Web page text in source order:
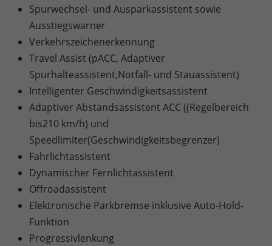
Spurwechsel- und Ausparkassistent sowie
Ausstiegswarner
Verkehrszeichenerkennung
Travel Assist (pACC, Adaptiver
Spurhalteassistent,Notfall- und Stauassistent)
Intelligenter Geschwindigkeitsassistent
Adaptiver Abstandsassistent ACC ((Regelbereich
bis210 km/h) und
Speedlimiter(Geschwindigkeitsbegrenzer)
Fahrlichtassistent
Dynamischer Fernlichtassistent
Offroadassistent
Elektronische Parkbremse inklusive Auto-Hold-
Funktion
Progressivlenkung